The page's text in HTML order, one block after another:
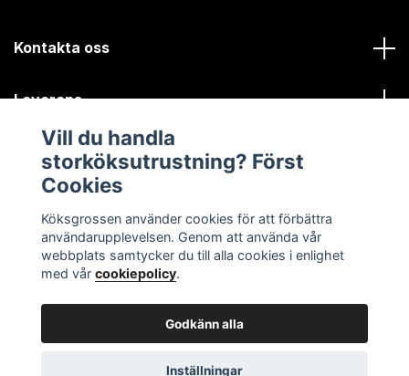
Kontakta oss
Leverans
Kundinformation
© 2026 Köksgrossen.se
Vill du handla
storköksutrustning? Först
Cookies
Köksgrossen använder cookies för att förbättra
användarupplevelsen. Genom att använda vår
webbplats samtycker du till alla cookies i enlighet
med vår cookiepolicy.
Godkänn alla
Inställningar